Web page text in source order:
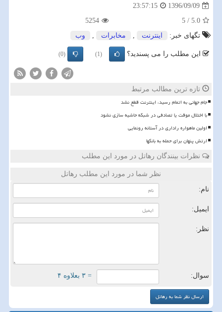
1396/09/09
23:57:15
5.0
/
5
5254
تگهای خبر:
اینترنت , مخابرات , وب
این مطلب را می پسندید؟ (1)
(0)
تازه ترین مطالب مرتبط
️جام جهانی به اتمام رسید، اینترنت قطع نشد
با اختلال موقت یا تصادفی در شبکه حاشیه سازی نشود
اولین ماهواره راداری در آستانه رونمایی
ارتش پنهان برای حمله به بانکها
نظرات بینندگان رهاتل در مورد این مطلب
نظر شما در مورد این مطلب رهاتل
نام:
ایمیل:
نظر:
سوال: = ۳ بعلاوه ۴